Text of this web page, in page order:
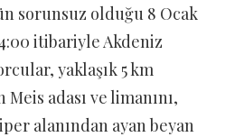
sorunsuz olduğu 8 Ocak
itibariyle Akdeniz
yaklaşık 5 km
adası ve limanını,
alanından ayan beyan